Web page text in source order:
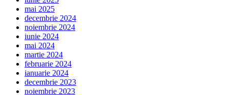
mai 2025
decembrie 2024
noiembrie 2024
iunie 2024
mai 2024
martie 2024
februarie 2024
ianuarie 2024
decembrie 2023
noiembrie 2023